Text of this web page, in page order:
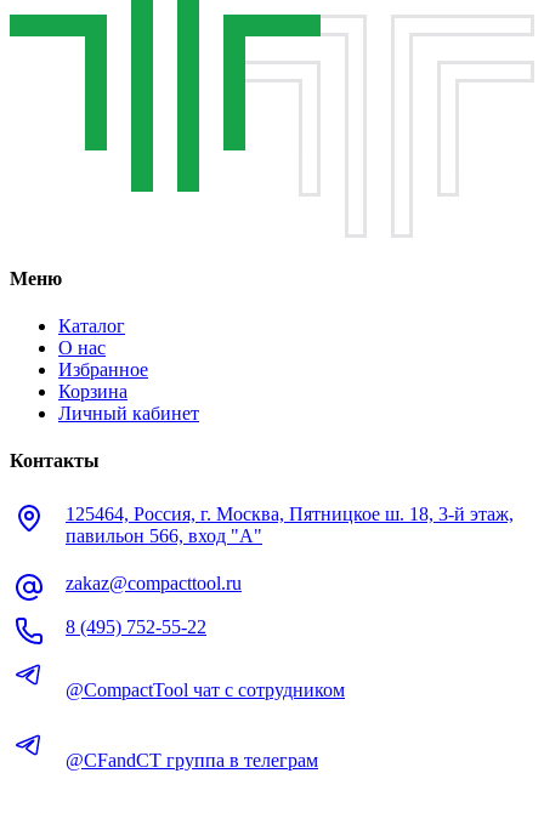
Меню
Каталог
О нас
Избранное
Корзина
Личный кабинет
Контакты
125464, Россия, г. Москва, Пятницкое ш. 18, 3-й этаж,
павильон 566, вход "А"
zakaz@compacttool.ru
8 (495) 752-55-22
@CompactTool чат с сотрудником
@CFandCT группа в телеграм